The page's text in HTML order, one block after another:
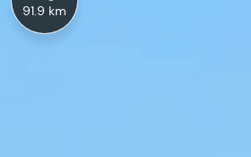
91.9 km